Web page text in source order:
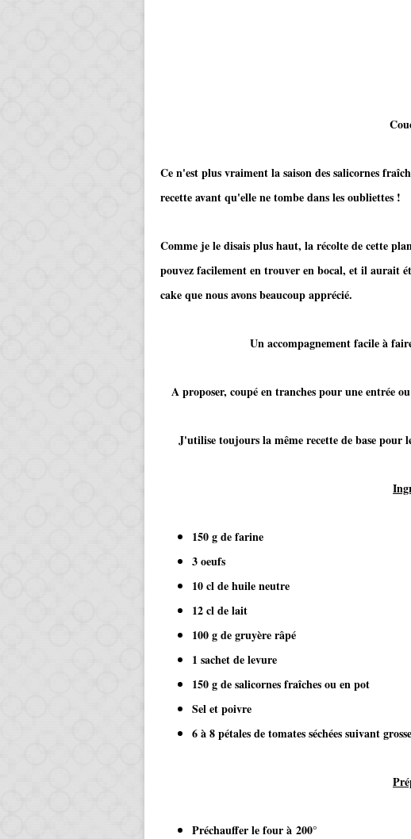
Ce n'est plus vraiment la saison des salicornes
recette avant qu'elle ne tombe dans les oubliettes !
Comme je le disais plus haut, la récolte de cette
pouvez facilement en trouver en bocal, et il aurait
cake que nous avons beaucoup apprécié.
Un accompagnement facile à faire et
A proposer, coupé en tranches pour une entrée
J'utilise toujours la même recette de base pour
150 g de farine
3 oeufs
10 cl de huile neutre
12 cl de lait
100 g de gruyère râpé
1 sachet de levure
150 g de salicornes fraîches ou en pot
Sel et poivre
6 à 8 pétales de tomates séchées suivant
Préchauffer le four à 200°